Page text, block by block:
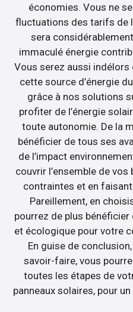
économies. Vous ne
fluctuations des tarifs de
sera
immaculé énergie
Vous serez aussi indélors
cette source d’énergie
grâce à nos solutions
profiter de l’énergie
toute autonomie. De la
bénéficier de tous ses
de l’impact
couvrir l’ensemble de
contraintes et en
Pareillement, en
pourrez de plus
et écologique pour votre
En guise de
savoir-faire, vous
toutes les étapes de
panneaux solaires, pour